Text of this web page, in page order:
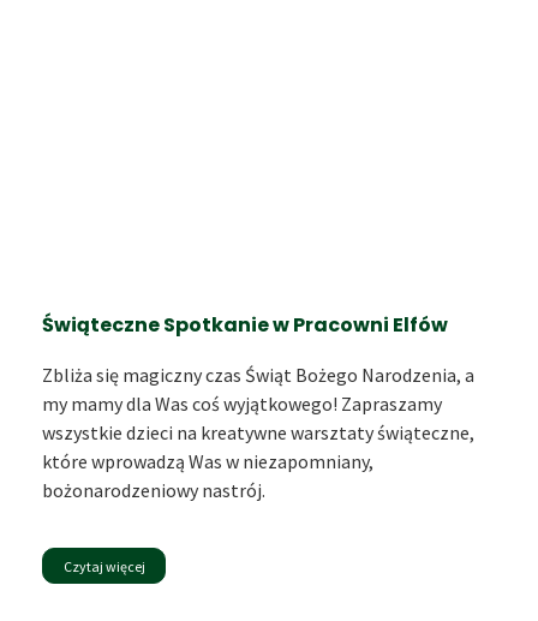
Świąteczne Spotkanie w Pracowni Elfów
Zbliża się magiczny czas Świąt Bożego Narodzenia, a
my mamy dla Was coś wyjątkowego! Zapraszamy
wszystkie dzieci na kreatywne warsztaty świąteczne,
które wprowadzą Was w niezapomniany,
bożonarodzeniowy nastrój.
Czytaj więcej